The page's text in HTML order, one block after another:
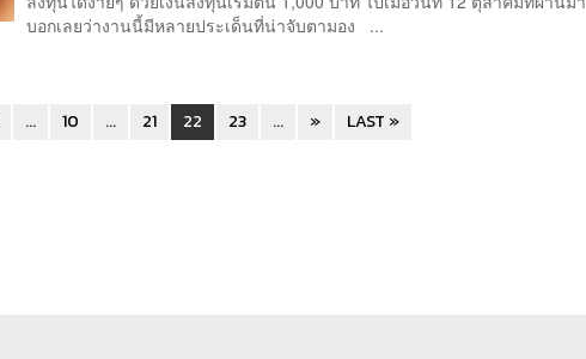
บอกเลยว่างานนี้มีหลายประเด็นที่น่าจับตามอง ...
... 10 ... 21 22 23 ... » LAST »